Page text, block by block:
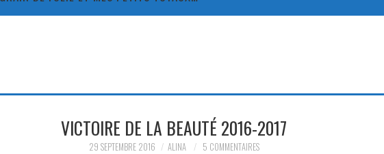
VICTOIRE DE LA BEAUTÉ 2016-2017
29 SEPTEMBRE 2016 ALINA 5 COMMENTAIRES